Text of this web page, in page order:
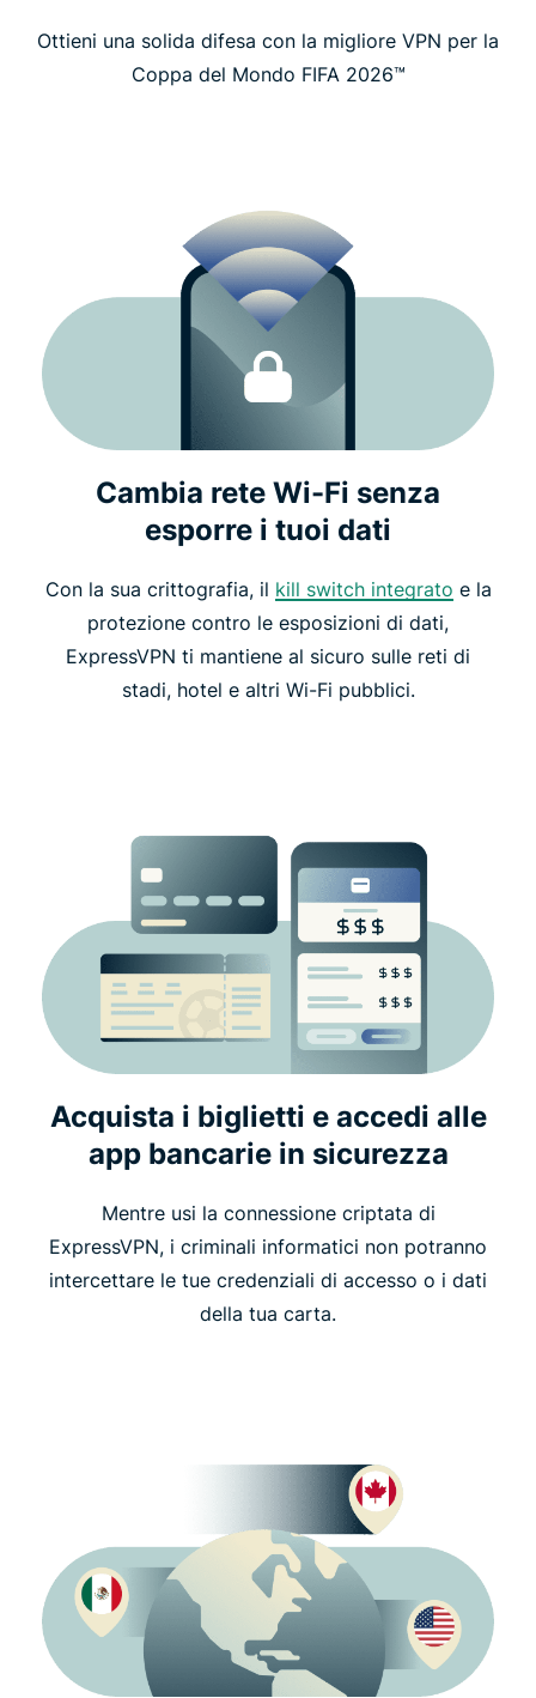
Ottieni una solida difesa con la migliore VPN per la
Coppa del Mondo FIFA 2026™
Cambia rete Wi-Fi senza
esporre i tuoi dati
Con la sua crittografia, il kill switch integrato e la
protezione contro le esposizioni di dati,
ExpressVPN ti mantiene al sicuro sulle reti di
stadi, hotel e altri Wi-Fi pubblici.
Acquista i biglietti e accedi alle
app bancarie in sicurezza
Mentre usi la connessione criptata di
ExpressVPN, i criminali informatici non potranno
intercettare le tue credenziali di accesso o i dati
della tua carta.